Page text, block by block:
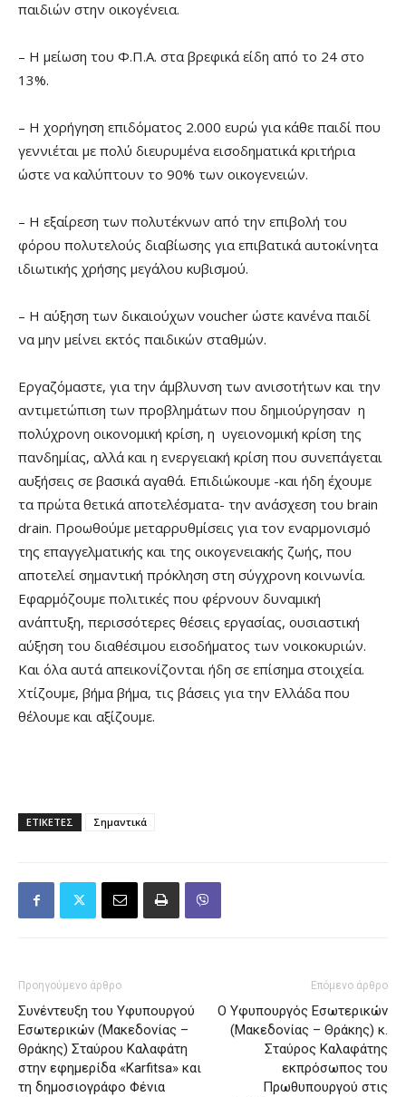
παιδιών στην οικογένεια.
– Η μείωση του Φ.Π.Α. στα βρεφικά είδη από το 24 στο
13%.
– Η χορήγηση επιδόματος 2.000 ευρώ για κάθε παιδί που
γεννιέται με πολύ διευρυμένα εισοδηματικά κριτήρια
ώστε να καλύπτουν το 90% των οικογενειών.
– Η εξαίρεση των πολυτέκνων από την επιβολή του
φόρου πολυτελούς διαβίωσης για επιβατικά αυτοκίνητα
ιδιωτικής χρήσης μεγάλου κυβισμού.
– Η αύξηση των δικαιούχων voucher ώστε κανένα παιδί
να μην μείνει εκτός παιδικών σταθμών.
Εργαζόμαστε, για την άμβλυνση των ανισοτήτων και την
αντιμετώπιση των προβλημάτων που δημιούργησαν η
πολύχρονη οικονομική κρίση, η υγειονομική κρίση της
πανδημίας, αλλά και η ενεργειακή κρίση που συνεπάγεται
αυξήσεις σε βασικά αγαθά. Επιδιώκουμε -και ήδη έχουμε
τα πρώτα θετικά αποτελέσματα- την ανάσχεση του brain
drain. Προωθούμε μεταρρυθμίσεις για τον εναρμονισμό
της επαγγελματικής και της οικογενειακής ζωής, που
αποτελεί σημαντική πρόκληση στη σύγχρονη κοινωνία.
Εφαρμόζουμε πολιτικές που φέρνουν δυναμική
ανάπτυξη, περισσότερες θέσεις εργασίας, ουσιαστική
αύξηση του διαθέσιμου εισοδήματος των νοικοκυριών.
Και όλα αυτά απεικονίζονται ήδη σε επίσημα στοιχεία.
Χτίζουμε, βήμα βήμα, τις βάσεις για την Ελλάδα που
θέλουμε και αξίζουμε.
ΕΤΙΚΕΤΕΣ Σημαντικά
Προηγούμενο άρθρο
Συνέντευξη του Υφυπουργού
Εσωτερικών (Μακεδονίας –
Θράκης) Σταύρου Καλαφάτη
στην εφημερίδα «Karfitsa» και
τη δημοσιογράφο Φένια
Επόμενο άρθρο
Ο Υφυπουργός Εσωτερικών
(Μακεδονίας – Θράκης) κ.
Σταύρος Καλαφάτης
εκπρόσωπος του
Πρωθυπουργού στις